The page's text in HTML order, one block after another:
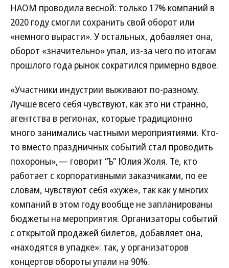
НАОМ проводила весной: только 17% компаний в
2020 году смогли сохранить свой оборот или
«немного вырасти». У остальных, добавляет она,
оборот «значительно» упал, из-за чего по итогам
прошлого года рынок сократился примерно вдвое.
«Участники индустрии выживают по-разному.
Лучше всего себя чувствуют, как это ни странно,
агентства в регионах, которые традиционно
много занимались частными мероприятиями. Кто-
то вместо праздничных событий стал проводить
похороны»,— говорит “Ъ” Юлия Жоля. Те, кто
работает с корпоративными заказчиками, по ее
словам, чувствуют себя «хуже», так как у многих
компаний в этом году вообще не запланированы
бюджеты на мероприятия. Организаторы событий
с открытой продажей билетов, добавляет она,
«находятся в упадке»: так, у организаторов
концертов обороты упали на 90%.